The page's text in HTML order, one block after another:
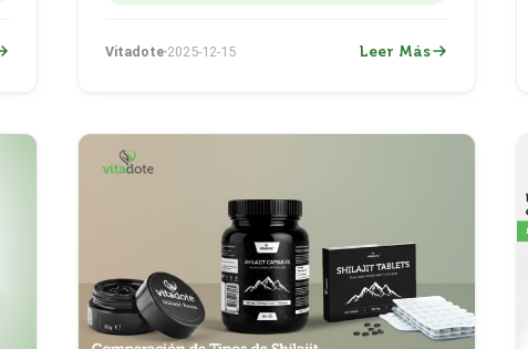
tus objetivos — respaldada por datos de
Vitadote 2025-12-15 Leer Más